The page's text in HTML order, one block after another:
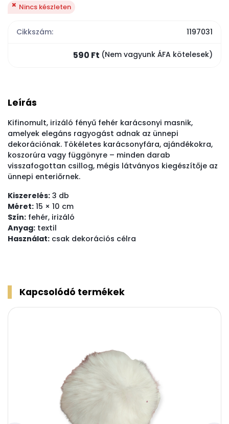
Nincs készleten
Cikkszám: 1197031
590 Ft (Nem vagyunk ÁFA kötelesek)
Leírás
Kifinomult, irizáló fényű fehér karácsonyi masnik,
amelyek elegáns ragyogást adnak az ünnepi
dekorációnak. Tökéletes karácsonyfára, ajándékokra,
koszorúra vagy függönyre – minden darab
visszafogottan csillog, mégis látványos kiegészítője az
ünnepi enteriőrnek.
Kiszerelés: 3 db
Méret: 15 × 10 cm
Szín: fehér, irizáló
Anyag: textil
Használat: csak dekorációs célra
Kapcsolódó termékek